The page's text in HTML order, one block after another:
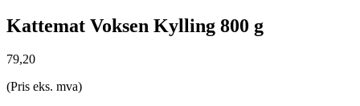
Kattemat Voksen Kylling 800 g
79,20
(Pris eks. mva)